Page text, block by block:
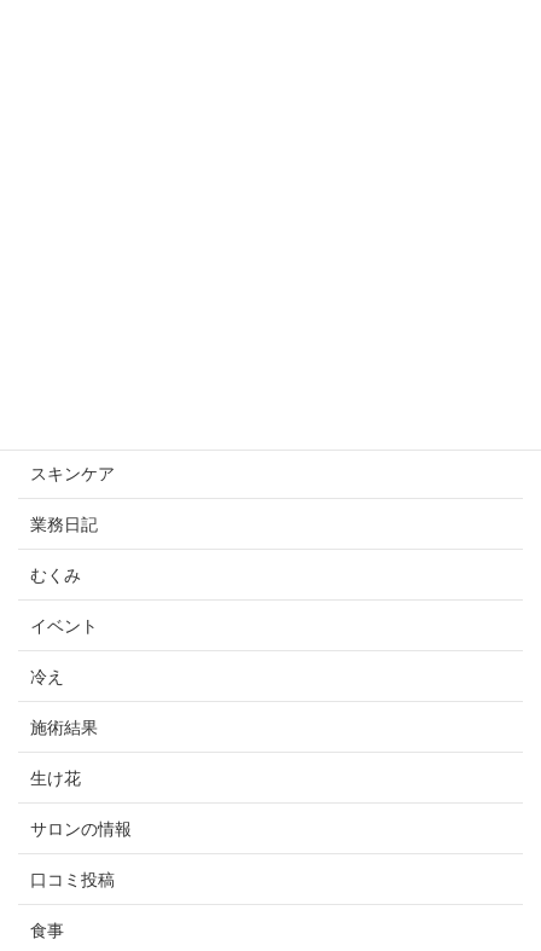
スキンケア
業務日記
むくみ
イベント
冷え
施術結果
生け花
サロンの情報
口コミ投稿
食事